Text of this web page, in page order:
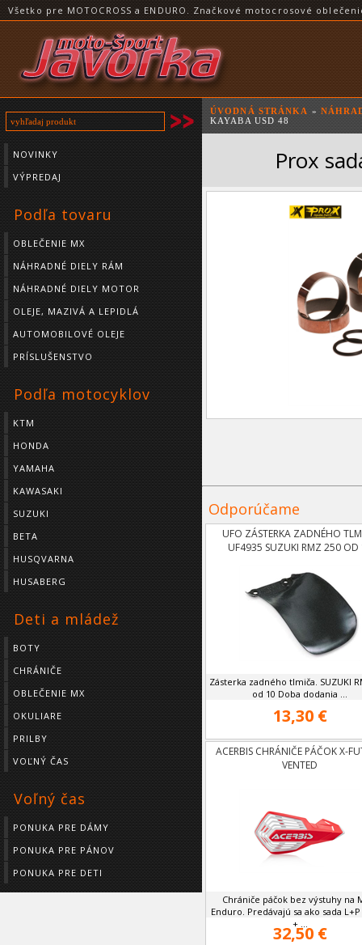
Všetko pre MOTOCROSS a ENDURO. Značkové motocrosové
NOVINKY
VÝPREDAJ
Podľa tovaru
OBLEČENIE MX
NÁHRADNÉ DIELY RÁM
NÁHRADNÉ DIELY MOTOR
OLEJE, MAZIVÁ A LEPIDLÁ
AUTOMOBILOVÉ OLEJE
PRÍSLUŠENSTVO
Podľa motocyklov
KTM
HONDA
YAMAHA
KAWASAKI
SUZUKI
BETA
HUSQVARNA
HUSABERG
Deti a mládež
BOTY
CHRÁNIČE
OBLEČENIE MX
OKULIARE
PRILBY
VOĽNÝ ČAS
Voľný čas
PONUKA PRE DÁMY
PONUKA PRE PÁNOV
PONUKA PRE DETI
ÚVODNÁ STRÁNKA »
KAYABA USD 48
Prox
Odporúčame
UFO ZÁSTERKA ZADNÉHO
UF4935 SUZUKI RMZ 250 OD
Zásterka zadného tlmiča. SUZUKI
od 10 Doba dodania ...
13,30 €
ACERBIS CHRÁNIČE PÁČOK X-
VENTED
Chrániče páčok bez výstuhy na
Enduro. Predávajú sa ako sada
+ ...
32,50 €